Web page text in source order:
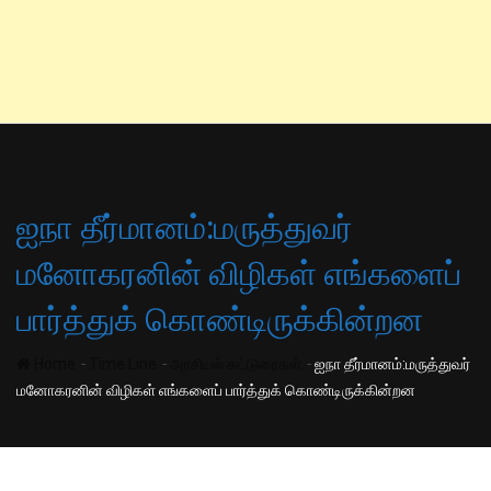
ஐநா தீர்மானம்:மருத்துவர்
மனோகரனின் விழிகள் எங்களைப்
பார்த்துக் கொண்டிருக்கின்றன
- - -ஐநா தீர்மானம்:மருத்துவர்
மனோகரனின் விழிகள் எங்களைப் பார்த்துக் கொண்டிருக்கின்றன